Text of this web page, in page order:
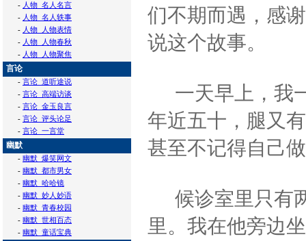
- 人物_名人名言
- 人物_名人轶事
- 人物_人物表情
- 人物_人物春秋
- 人物_人物聚焦
言论
- 言论_道听途说
- 言论_高端访谈
- 言论_金玉良言
- 言论_评头论足
- 言论_一言堂
幽默
- 幽默_爆笑网文
- 幽默_都市男女
- 幽默_哈哈镜
- 幽默_妙人妙语
- 幽默_青春校园
- 幽默_世相百态
- 幽默_童话宝典
们不期而遇，感
说这个故事。
一天早上，我
年近五十，腿又
甚至不记得自己
候诊室里只有
里。我在他旁边